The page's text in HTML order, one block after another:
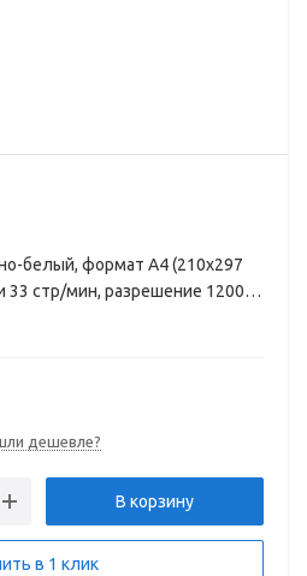
белый, формат A4 (210x297
33 стр/мин, разрешение 1200
дешевле?
В корзину
в 1 клик